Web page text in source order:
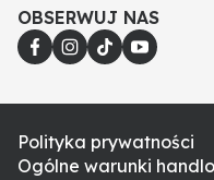
OBSERWUJ NAS
Polityka prywatności
Ogólne warunki